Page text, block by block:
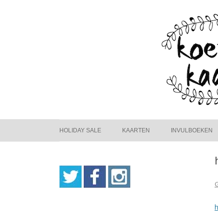
HOLIDAY SALE KAARTEN INVULBOEKEN